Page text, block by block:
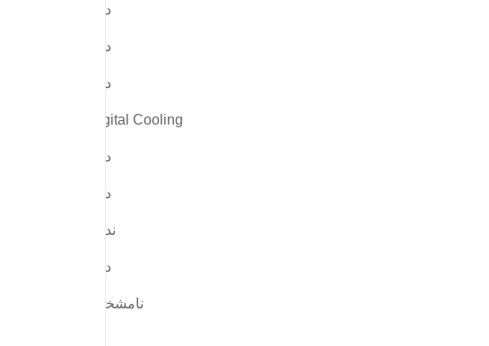
دارد
دارد
دارد
Digital Cooling
دارد
دارد
ندارد
دارد
نامشخص